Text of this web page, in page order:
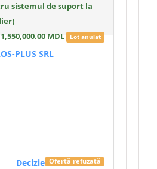
sistemul de suport la
1,550,000.00 MDL Lot anulat
PLUS SRL
Ofertă refuzată
Decizie